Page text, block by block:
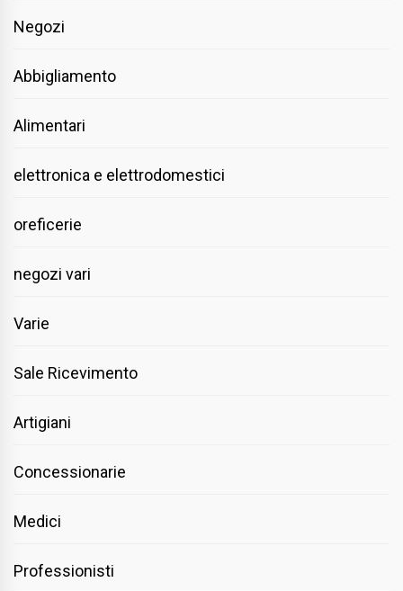
Negozi
Abbigliamento
Alimentari
elettronica e elettrodomestici
oreficerie
negozi vari
Varie
Sale Ricevimento
Artigiani
Concessionarie
Medici
Professionisti